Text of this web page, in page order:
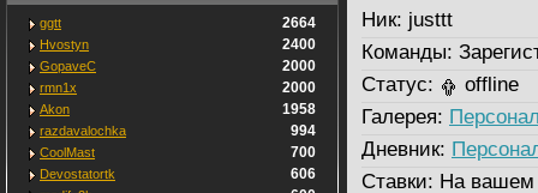
ggtt 2664
Hvostyn 2400
GopaveC 2000
rmn1x 2000
Akon 1958
razdavalochka 994
CoolMast 700
Devostatortk 606
Ник: justtt
Команды:
Статус:
offline
Галерея:
Дневник:
Ставки: На вашем